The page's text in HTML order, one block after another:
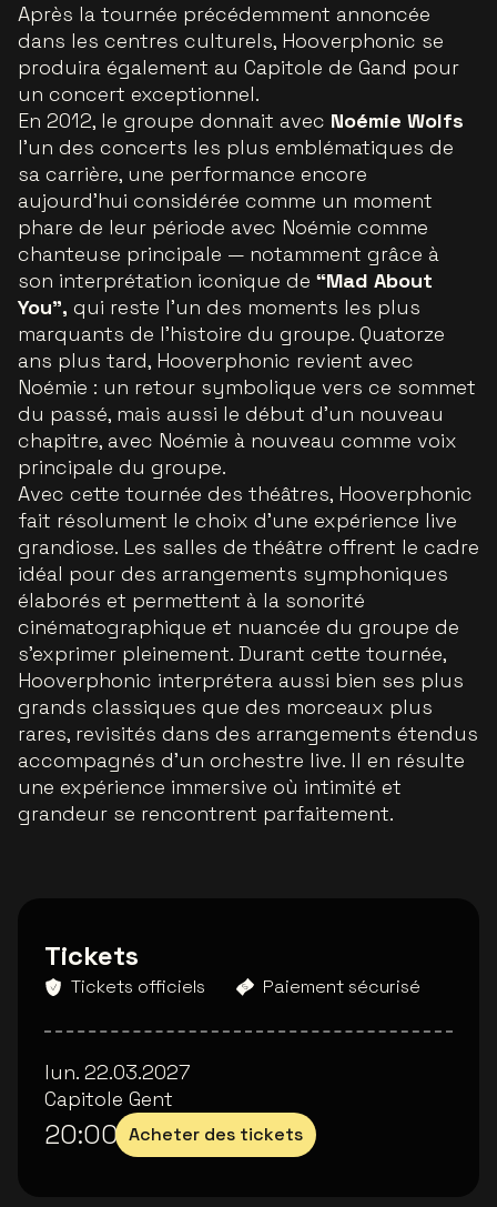
Après la tournée précédemment annoncée
dans les centres culturels, Hooverphonic se
produira également au Capitole de Gand pour
un concert exceptionnel.
En 2012, le groupe donnait avec Noémie Wolfs
l’un des concerts les plus emblématiques de
sa carrière, une performance encore
aujourd’hui considérée comme un moment
phare de leur période avec Noémie comme
chanteuse principale — notamment grâce à
son interprétation iconique de “Mad About
You”, qui reste l’un des moments les plus
marquants de l’histoire du groupe. Quatorze
ans plus tard, Hooverphonic revient avec
Noémie : un retour symbolique vers ce sommet
du passé, mais aussi le début d’un nouveau
chapitre, avec Noémie à nouveau comme voix
principale du groupe.
Avec cette tournée des théâtres, Hooverphonic
fait résolument le choix d’une expérience live
grandiose. Les salles de théâtre offrent le cadre
idéal pour des arrangements symphoniques
élaborés et permettent à la sonorité
cinématographique et nuancée du groupe de
s’exprimer pleinement. Durant cette tournée,
Hooverphonic interprétera aussi bien ses plus
grands classiques que des morceaux plus
rares, revisités dans des arrangements étendus
accompagnés d’un orchestre live. Il en résulte
une expérience immersive où intimité et
grandeur se rencontrent parfaitement.
Tickets
Tickets officiels Paiement sécurisé
lun. 22.03.2027
Capitole Gent
20:00 Acheter des tickets